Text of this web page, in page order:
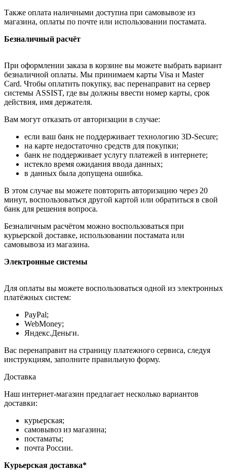
Также оплата наличными доступна при самовывозе из
магазина, оплаты по почте или использовании постамата.
Безналичный расчёт
При оформлении заказа в корзине вы можете выбрать вариант
безналичной оплаты. Мы принимаем карты Visa и Master
Card. Чтобы оплатить покупку, вас перенаправит на сервер
системы ASSIST, где вы должны ввести номер карты, срок
действия, имя держателя.
Вам могут отказать от авторизации в случае:
если ваш банк не поддерживает технологию 3D-Secure;
на карте недостаточно средств для покупки;
банк не поддерживает услугу платежей в интернете;
истекло время ожидания ввода данных;
в данных была допущена ошибка.
В этом случае вы можете повторить авторизацию через 20
минут, воспользоваться другой картой или обратиться в свой
банк для решения вопроса.
Безналичным расчётом можно воспользоваться при
курьерской доставке, использовании постамата или
самовывоза из магазина.
Электронные системы
Для оплаты вы можете воспользоваться одной из электронных
платёжных систем:
PayPal;
WebMoney;
Яндекс.Деньги.
Вас перенаправит на страницу платежного сервиса, следуя
инструкциям, заполните правильную форму.
Доставка
Наш интернет-магазин предлагает несколько вариантов
доставки:
курьерская;
самовывоз из магазина;
постаматы;
почта России.
Курьерская доставка*